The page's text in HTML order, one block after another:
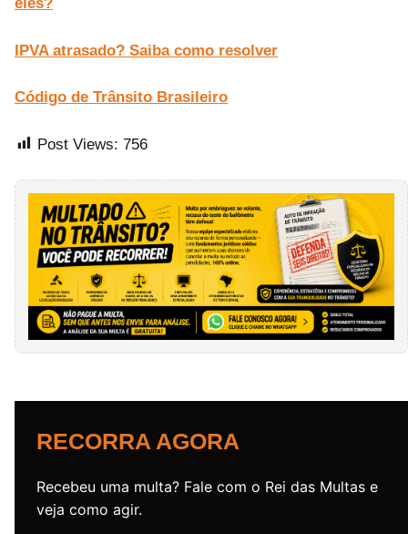
IPVA atrasado? Saiba como resolver
Código de Trânsito Brasileiro
Post Views: 756
RECORRA AGORA
Recebeu uma multa? Fale com o Rei das Multas e
veja como agir.